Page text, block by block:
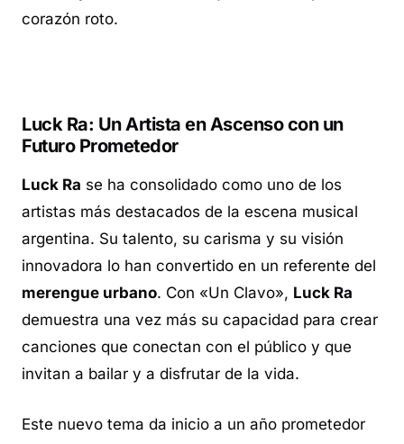
corazón roto.
Luck Ra: Un Artista en Ascenso con un
Futuro Prometedor
Luck Ra se ha consolidado como uno de los
artistas más destacados de la escena musical
argentina. Su talento, su carisma y su visión
innovadora lo han convertido en un referente del
merengue urbano. Con «Un Clavo», Luck Ra
demuestra una vez más su capacidad para crear
canciones que conectan con el público y que
invitan a bailar y a disfrutar de la vida.
Este nuevo tema da inicio a un año prometedor